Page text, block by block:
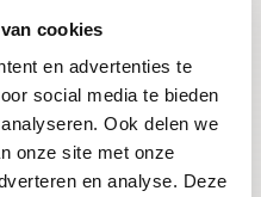
cookies
en advertenties te
social media te bieden
Ook delen we
onze site met onze
en analyse. Deze
proeverijen en